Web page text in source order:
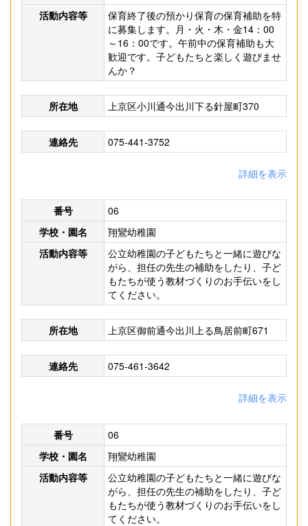
活動内容等
保育終了後の預かり保育の保育補助を特
に募集します。月・火・木・金14：00
～16：00です。午前中の保育補助も大
歓迎です。子どもたちと楽しく遊びませ
んか？
所在地 上京区小川通今出川下る針屋町370
連絡先 075-441-3752
詳細を表示
番号
06
学校・園名
翔鸞幼稚園
活動内容等
公立幼稚園の子どもたちと一緒に遊びな
がら、担任の先生の補助をしたり、子ど
もたちが使う教材づくりのお手伝いをし
てください。
所在地 上京区御前通今出川上る鳥居前町671
連絡先 075-461-3642
詳細を表示
番号
06
学校・園名
翔鸞幼稚園
活動内容等
公立幼稚園の子どもたちと一緒に遊びな
がら、担任の先生の補助をしたり、子ど
もたちが使う教材づくりのお手伝いをし
てください。